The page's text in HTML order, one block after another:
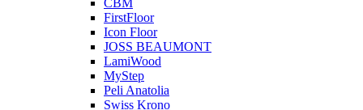
CBM
FirstFloor
Icon Floor
JOSS BEAUMONT
LamiWood
MyStep
Peli Anatolia
Swiss Krono